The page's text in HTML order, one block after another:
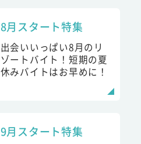
8月スタート特集
出会いいっぱい8月のリ
ゾートバイト！短期の夏
休みバイトはお早めに！
9月スタート特集